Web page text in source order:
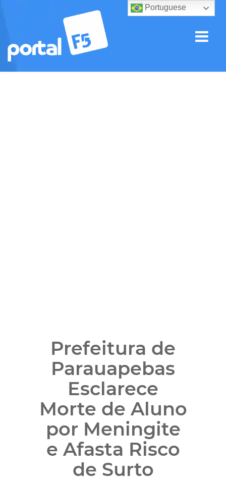
Prefeitura de
Parauapebas
Esclarece
Morte de Aluno
por Meningite
e Afasta Risco
de Surto
Portuguese